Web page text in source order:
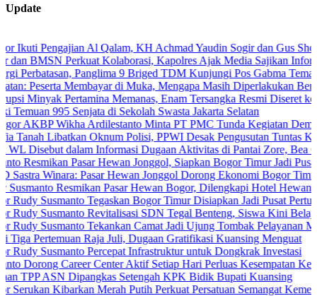
Update
Al Qalam, KH Achmad Yaudin Sogir dan Gus Sholeh Beri
Perkuat Kolaborasi, Kapolres Ajak Media Sajikan Informasi
Panglima 9 Briged TDM Kunjungi Pos Gabma Temajuk dan
Membayar di Muka, Mengapa Masih Diperlakukan Berbeda?
Pertamina Memanas, Enam Tersangka Resmi Diseret ke Meja Hijau
Senjata di Sekolah Swasta Jakarta Selatan
Ardilestanto Minta PT PMC Tunda Kegiatan Demi Cegah
Oknum Polisi, PPWI Desak Pengusutan Tuntas Kasus
dalam Informasi Dugaan Aktivitas di Pantai Zore, Bea Cukai
Pasar Hewan Jonggol, Siapkan Bogor Timur Jadi Pusat
Pasar Hewan Jonggol Dorong Ekonomi Bogor Timur
Resmikan Pasar Hewan Bogor, Dilengkapi Hotel Hewan dan
Tegaskan Bogor Timur Disiapkan Jadi Pusat Pertumbuhan
Revitalisasi SDN Tegal Benteng, Siswa Kini Belajar Lebih
Tekankan Camat Jadi Ujung Tombak Pelayanan Masyarakat
Raja Juli, Dugaan Gratifikasi Kuansing Menguat
Percepat Infrastruktur untuk Dongkrak Investasi
Career Center Aktif Setiap Hari Perluas Kesempatan Kerja
Dipangkas Setengah KPK Bidik Bupati Kuansing
Merah Putih Perkuat Persatuan Semangat Kemerdekaan